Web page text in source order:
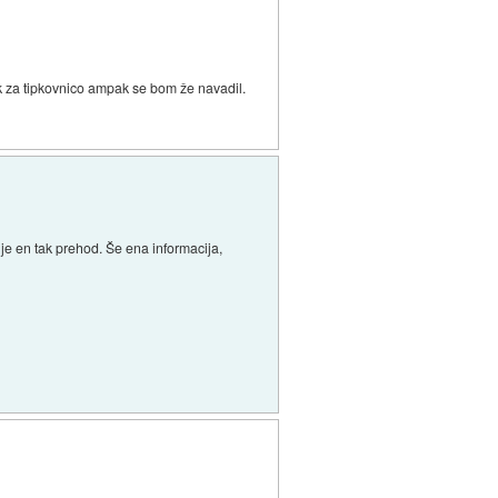
tipkovnico ampak se bom že navadil.
en tak prehod. Še ena informacija,